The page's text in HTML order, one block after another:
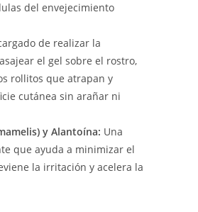
del envejecimiento
de realizar la
el gel sobre el rostro,
rollitos que atrapan y
cutánea sin arañar ni
y Alantoína: Una
que ayuda a minimizar el
la irritación y acelera la